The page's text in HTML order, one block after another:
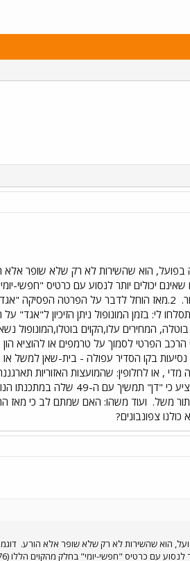
בפועל, הוא שהשירות לא רק שלא שופר אלא
2.מאז הוחל לדבר על הפרטה הפסיקה
לי: בזמן המונופול ניתן הזיכיון ל"אגד"
בוטלה, המחירים עלו,הקוים בוטלו,המונופול
הפרטי לסמוך על טרמפים או להוציא הון
בקו הסדיר עפולה - בית-שאן למשל
, או לחלופין: שהמועצות האזוריות
- דוגמא: במקום להפריט קו כמו קו
משל. ועוד משהו: האם שמתם לב כי מאז
צפונבונים?
הוא שהשירות לא רק שלא שופר אלא הורע.